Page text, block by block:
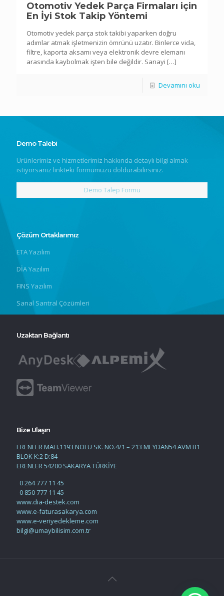
Otomotiv Yedek Parça Firmaları için
En İyi Stok Takip Yöntemi
Otomotiv yedek parça stok takibi yaparken doğru
adımlar atmak işletmenizin ömrünü uzatır. Binlerce vida,
filtre, kaporta aksamı veya elektronik devre elemanı
arasında kaybolmak işten bile değildir. Sanayi […]
Devamını oku
Demo Talebi
Ürünlerimiz ve hizmetlerimiz hakkında detaylı bilgi almak
istiyorsanız linkteki formumuzu doldurabilirsiniz.
Demo Talep Formu
Çözüm Ortaklarımız
ETA Yazılım
DİA Yazılım
FINS Yazılım
Sanal Santral Çözümleri
Uzaktan Bağlantı
Bize Ulaşın
ERENLER MAH.1193 NOLU SK. NO.4/1 – 213 MEYDAN54 AVM B1
BLOK K:2 D:84
ERENLER 54200 SAKARYA TÜRKİYE
0 264 777 11 45
0 850 777 11 45
www.dia-destek.com
www.e-faturasakarya.com
www.e-veriyedekleme.com
bilgi@umaybilisim.com.tr